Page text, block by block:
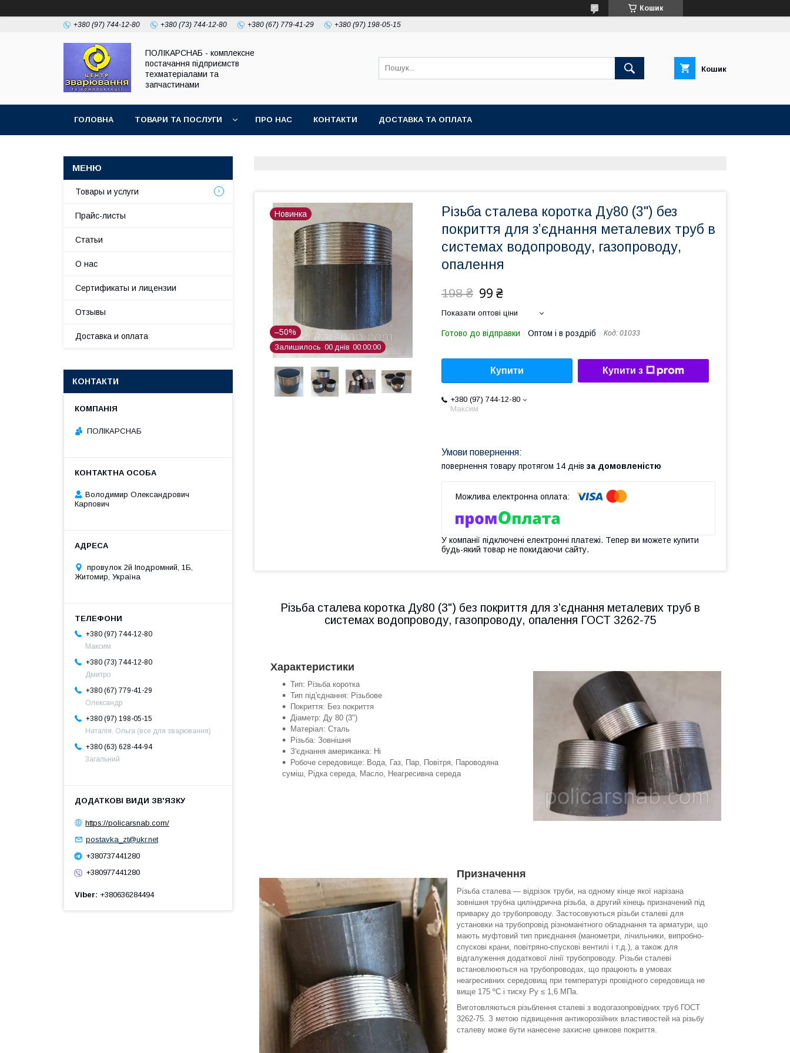
Кошик
+380 (97) 744-12-80 +380 (73) 744-12-80 +380 (67) 779-41-29 +380 (97) 198-05-15
ПОЛІКАРСНАБ - комплексне
постачання підприємств
техматеріалами та
запчастинами
Кошик
ГОЛОВНА ТОВАРИ ТА ПОСЛУГИ ПРО НАС КОНТАКТИ ДОСТАВКА ТА ОПЛАТА
Новинка
–50%
Залишилось 00 днів 00 00 00
Різьба сталева коротка Ду80 (3") без
покриття для з’єднання металевих труб в
системах водопроводу, газопроводу,
опалення
198 ₴ 99 ₴
Показати оптові ціни
Готово до відправки Оптом і в роздріб Код: 01033
Купити Купити з
+380 (97) 744-12-80
Максим
повернення товару протягом 14 днів за домовленістю
У компанії підключені електронні платежі. Тепер ви можете купити
будь-який товар не покидаючи сайту.
Різьба сталева коротка Ду80 (3") без покриття для з’єднання металевих труб в
системах водопроводу, газопроводу, опалення ГОСТ 3262-75
Характеристики
Тип: Різьба коротка
Тип під'єднання: Різьбове
Покриття: Без покриття
Діаметр: Ду 80 (3")
Матеріал: Сталь
Різьба: Зовнішня
З'єднання американка: Ні
Робоче середовище: Вода, Газ, Пар, Повітря, Пароводяна
суміш, Рідка середа, Масло, Неагресивна середа
Призначення
Різьба сталева — відрізок труби, на одному кінце якої нарізана
зовнішня трубна циліндрична різьба, а другий кінець призначений під
приварку до трубопроводу. Застосовуються різьби сталеві для
установки на трубопровід різноманітного обладнання та арматури, що
мають муфтовий тип приєднання (манометри, лічильники, випробно-
спускові крани, повітряно-спускові вентилі і т.д.), а також для
відгалуження додаткової лінії трубопроводу. Різьби сталеві
встановлюються на трубопроводах, що працюють в умовах
неагресивних середовищ при температурі провідного середовища не
вище 175 ºС і тиску Ру ≤ 1,6 МПа.
Виготовляються різьблення сталеві з водогазопровідних труб ГОСТ
3262-75. З метою підвищення антикорозійних властивостей на різьбу
сталеву може бути нанесене захисне цинкове покриття.
Товары и услуги
Прайс-листы
Статьи
О нас
Сертификаты и лицензии
Отзывы
Доставка и оплата
КОНТАКТИ
ПОЛІКАРСНАБ
Володимир Олександрович
Карпович
провулок 2й Іподромний, 1Б,
Житомир, Україна
+380 (97) 744-12-80
Максим
+380 (73) 744-12-80
Дмитро
+380 (67) 779-41-29
Олександр
+380 (97) 198-05-15
Наталія, Ольга (все для зварювання)
+380 (63) 628-44-94
Загальний
https://policarsnab.com/
postavka_zt@ukr.net
+380737441280
+380977441280
Viber +380636284494